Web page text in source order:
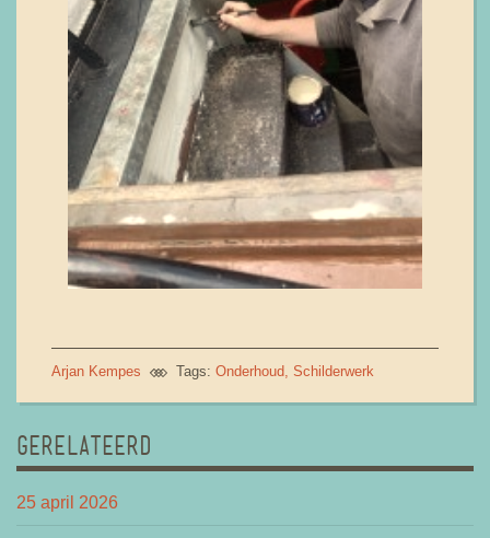
Arjan Kempes Tags: Onderhoud Schilderwerk
GERELATEERD
25 april 2026